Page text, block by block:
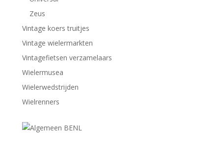
Zeus
Vintage koers truitjes
Vintage wielermarkten
Vintagefietsen verzamelaars
Wielermusea
Wielerwedstrijden
Wielrenners